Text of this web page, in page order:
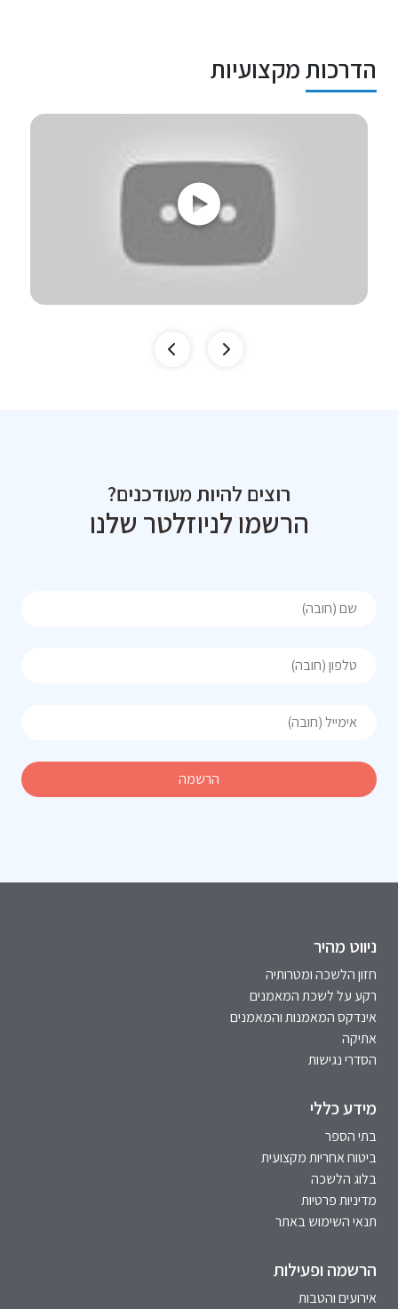
הדרכות מקצועיות
רוצים להיות מעודכנים?
הרשמו לניוזלטר שלנו
ניווט מהיר
חזון הלשכה ומטרותיה
רקע על לשכת המאמנים
אינדקס המאמנות והמאמנים
אתיקה
הסדרי נגישות
מידע כללי
בתי הספר
ביטוח אחריות מקצועית
בלוג הלשכה
מדיניות פרטיות
תנאי השימוש באתר
הרשמה ופעילות
אירועים והטבות